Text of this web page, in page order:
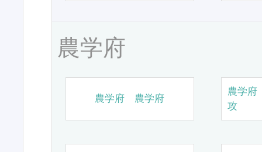
農学府
農学府 農学府
農学
攻